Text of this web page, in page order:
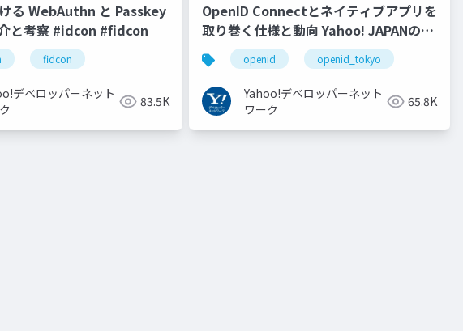
る WebAuthn と Passkey
と考察 #idcon #fidcon
fidcon
デベロッパーネット
83.5K
OpenID Connectとネイティブアプリを
取り巻く仕様と動向 Yahoo! JAPANの取
り組み #openid #openid_tokyo
openid openid_tokyo
Yahoo!デベロッパーネット
ワーク
65.8K